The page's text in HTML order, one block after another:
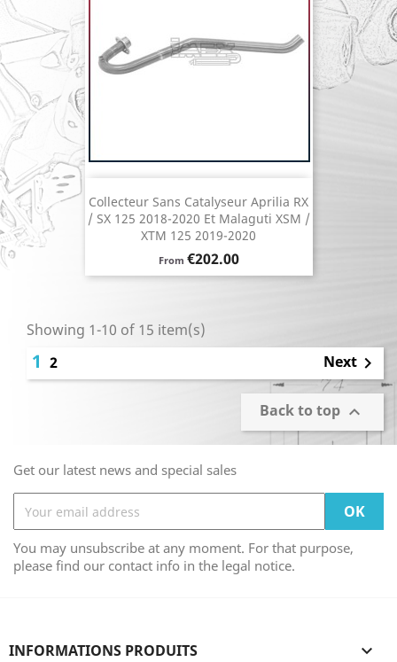
Collecteur Sans Catalyseur Aprilia RX
/ SX 125 2018-2020 Et Malaguti XSM /
XTM 125 2019-2020
From Price
€202.00
Showing 1-10 of 15 item(s)
1 2 Next 
Back to top 
Get our latest news and special sales
You may unsubscribe at any moment. For that purpose,
please find our contact info in the legal notice.
INFORMATIONS PRODUITS 